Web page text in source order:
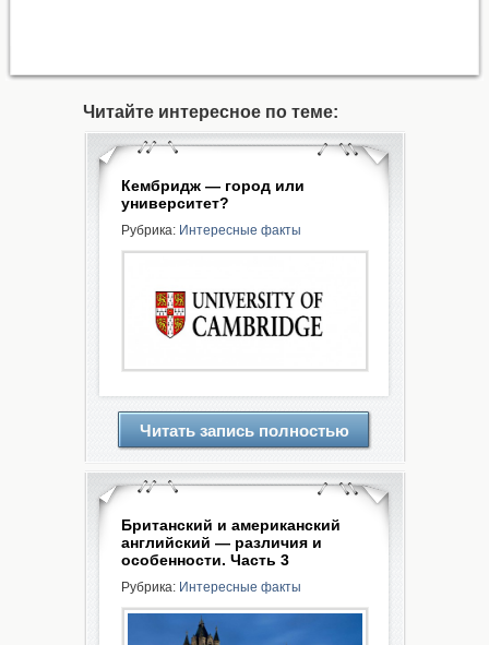
Читайте интересное по теме:
Кембридж — город или
университет?
Рубрика: Интересные факты
Читать запись полностью
Британский и американский
английский — различия и
особенности. Часть 3
Рубрика: Интересные факты